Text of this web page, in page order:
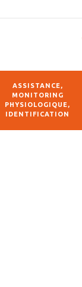
ASSISTANCE,
MONITORING
PHYSIOLOGIQUE,
IDENTIFICATION